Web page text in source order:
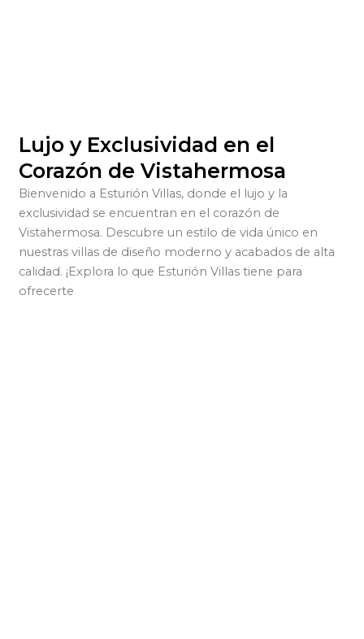
Lujo y Exclusividad en el
Corazón de Vistahermosa
Bienvenido a Esturión Villas, donde el lujo y la
exclusividad se encuentran en el corazón de
Vistahermosa. Descubre un estilo de vida único en
nuestras villas de diseño moderno y acabados de alta
calidad. ¡Explora lo que Esturión Villas tiene para
ofrecerte